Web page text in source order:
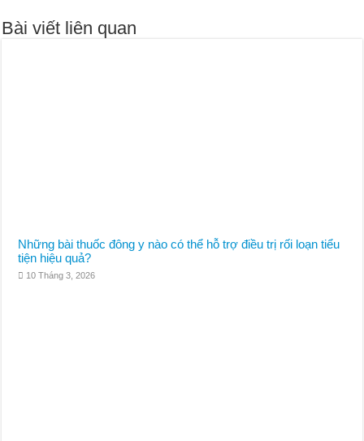
Bài viết liên quan
Những bài thuốc đông y nào có thể hỗ trợ điều trị rối loạn tiểu
tiện hiệu quả?
10 Tháng 3, 2026